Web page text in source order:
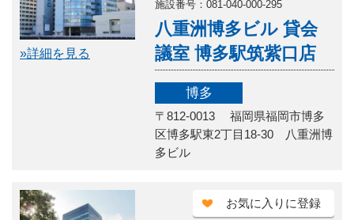
»詳細を見る
施設番号：081-040-000-295
八重洲博多ビル 貸会
議室 博多駅筑紫口店
博多
〒812-0013 福岡県福岡市博多
区博多駅東2丁目18-30 八重洲博
多ビル
お気に入りに登録